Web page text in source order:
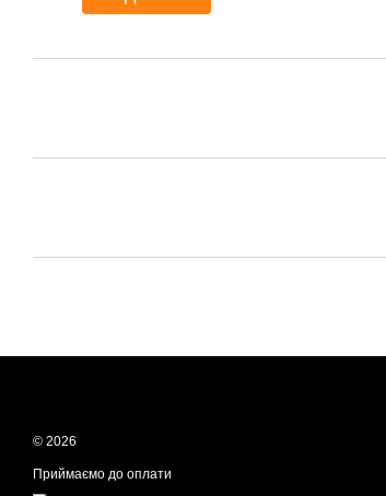
© 2026
Приймаємо до оплати